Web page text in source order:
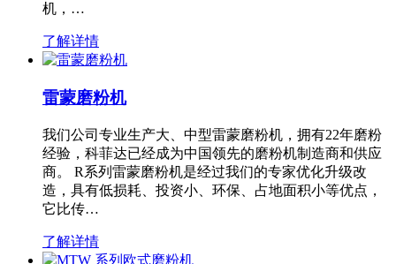
机，…
了解详情
雷蒙磨粉机
我们公司专业生产大、中型雷蒙磨粉机，拥有22年磨粉
经验，科菲达已经成为中国领先的磨粉机制造商和供应
商。 R系列雷蒙磨粉机是经过我们的专家优化升级改
造，具有低损耗、投资小、环保、占地面积小等优点，
它比传…
了解详情